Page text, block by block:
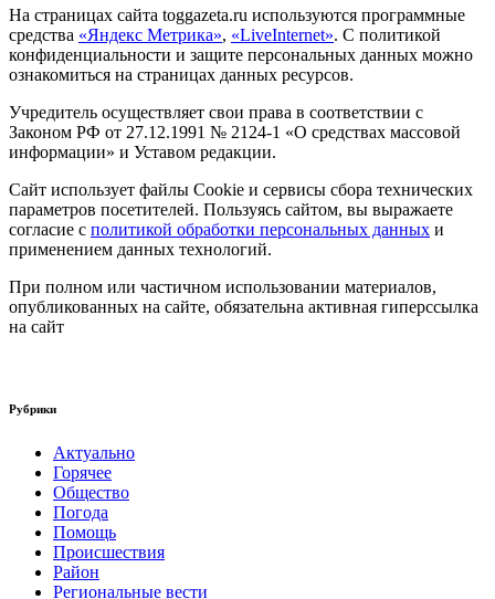
На страницах сайта toggazeta.ru используются программные
средства «Яндекс Метрика», «LiveInternet». С политикой
конфиденциальности и защите персональных данных можно
ознакомиться на страницах данных ресурсов.
Учредитель осуществляет свои права в соответствии с
Законом РФ от 27.12.1991 № 2124-1 «О средствах массовой
информации» и Уставом редакции.
Сайт использует файлы Cookie и сервисы сбора технических
параметров посетителей. Пользуясь сайтом, вы выражаете
согласие с политикой обработки персональных данных и
применением данных технологий.
При полном или частичном использовании материалов,
опубликованных на сайте, обязательна активная гиперссылка
на сайт
Рубрики
Актуально
Горячее
Общество
Погода
Помощь
Происшествия
Район
Региональные вести